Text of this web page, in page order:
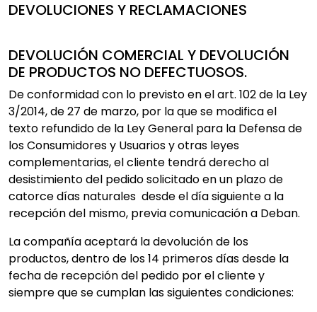
DEVOLUCIONES Y RECLAMACIONES
DEVOLUCIÓN COMERCIAL Y DEVOLUCIÓN
DE PRODUCTOS NO DEFECTUOSOS.
De conformidad con lo previsto en el art. 102 de la Ley
3/2014, de 27 de marzo, por la que se modifica el
texto refundido de la Ley General para la Defensa de
los Consumidores y Usuarios y otras leyes
complementarias, el cliente tendrá derecho al
desistimiento del pedido solicitado en un plazo de
catorce días naturales desde el día siguiente a la
recepción del mismo, previa comunicación a Deban.
La compañía aceptará la devolución de los
productos, dentro de los 14 primeros días desde la
fecha de recepción del pedido por el cliente y
siempre que se cumplan las siguientes condiciones: